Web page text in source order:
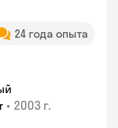
24 года опыта
• 2003 г.